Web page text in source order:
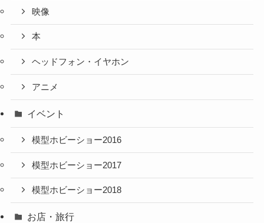
映像
本
ヘッドフォン・イヤホン
アニメ
イベント
模型ホビーショー2016
模型ホビーショー2017
模型ホビーショー2018
お店・旅行